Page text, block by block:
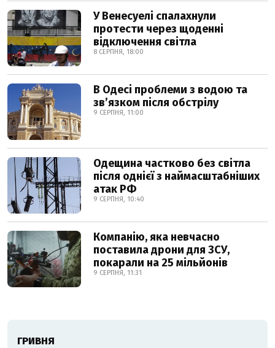
У Венесуелі спалахнули
протести через щоденні
відключення світла
8 СЕРПНЯ, 18:00
В Одесі проблеми з водою та
звʼязком після обстрілу
9 СЕРПНЯ, 11:00
Одещина частково без світла
після однієї з наймасштабніших
атак РФ
9 СЕРПНЯ, 10:40
Компанію, яка невчасно
поставила дрони для ЗСУ,
покарали на 25 мільйонів
9 СЕРПНЯ, 11:31
ГРИВНЯ